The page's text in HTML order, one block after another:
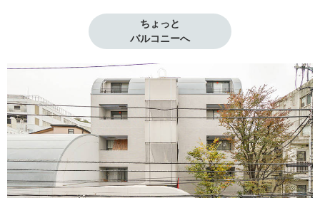
ちょっと
バルコニーへ